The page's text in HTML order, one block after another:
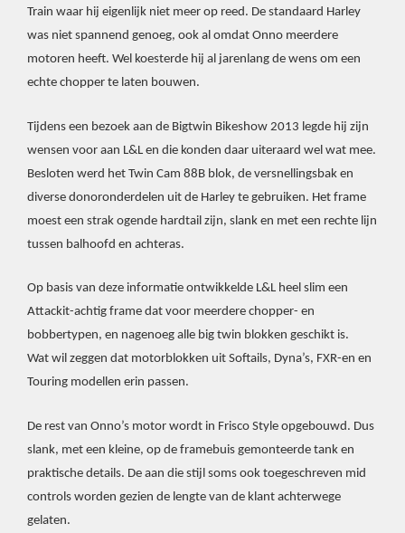
Train waar hij eigenlijk niet meer op reed. De standaard Harley
was niet spannend genoeg, ook al omdat Onno meerdere
motoren heeft. Wel koesterde hij al jarenlang de wens om een
echte chopper te laten bouwen.
Tijdens een bezoek aan de Bigtwin Bikeshow 2013 legde hij zijn
wensen voor aan L&L en die konden daar uiteraard wel wat mee.
Besloten werd het Twin Cam 88B blok, de versnellingsbak en
diverse donoronderdelen uit de Harley te gebruiken. Het frame
moest een strak ogende hardtail zijn, slank en met een rechte lijn
tussen balhoofd en achteras.
Op basis van deze informatie ontwikkelde L&L heel slim een
Attackit-achtig frame dat voor meerdere chopper- en
bobbertypen, en nagenoeg alle big twin blokken geschikt is.
Wat wil zeggen dat motorblokken uit Softails, Dyna’s, FXR-en en
Touring modellen erin passen.
De rest van Onno’s motor wordt in Frisco Style opgebouwd. Dus
slank, met een kleine, op de framebuis gemonteerde tank en
praktische details. De aan die stijl soms ook toegeschreven mid
controls worden gezien de lengte van de klant achterwege
gelaten.